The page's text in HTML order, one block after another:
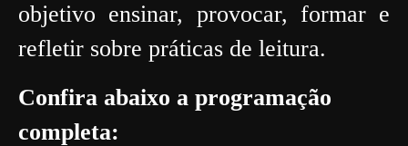
objetivo ensinar, provocar, formar e
refletir sobre práticas de leitura.
Confira abaixo a programação
completa: